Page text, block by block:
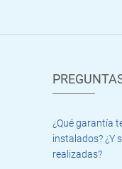
¿Qué garantía
instalados? ¿Y
realizadas?